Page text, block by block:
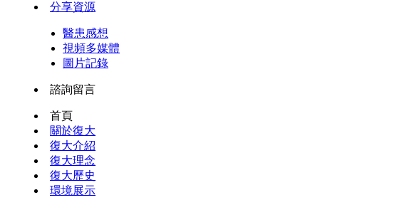
分享資源
醫患感想
視頻多媒體
圖片記錄
諮詢留言
首頁
關於復大
復大介紹
復大理念
復大歷史
環境展示